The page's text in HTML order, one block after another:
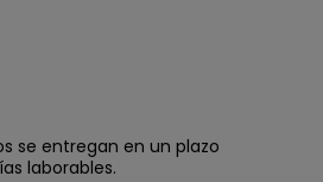
se entregan en un plazo
laborables.